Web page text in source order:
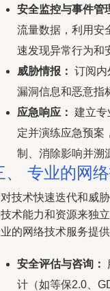
安全监控与事件管
流量数据，利用安
速发现异常行为和
威胁情报： 订阅内
漏洞信息和恶意指
应急响应： 建立专
定并演练应急预案
制、消除影响并溯
、 专业的网
技术快速迭代和威
术能力和资源来独
的网络技术服务提
安全评估与咨询：
计（如等保2.0、